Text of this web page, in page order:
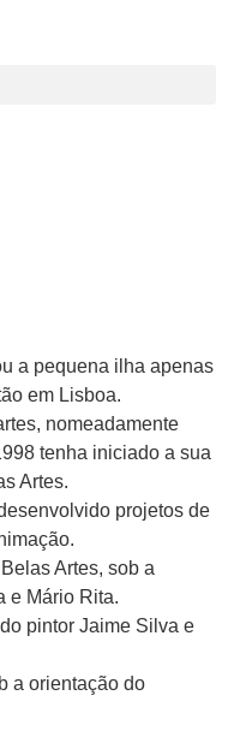
a pequena ilha apenas
em Lisboa.
nomeadamente
tenha iniciado a sua
Artes.
projetos de
Artes, sob a
e Mário Rita.
pintor Jaime Silva e
a orientação do